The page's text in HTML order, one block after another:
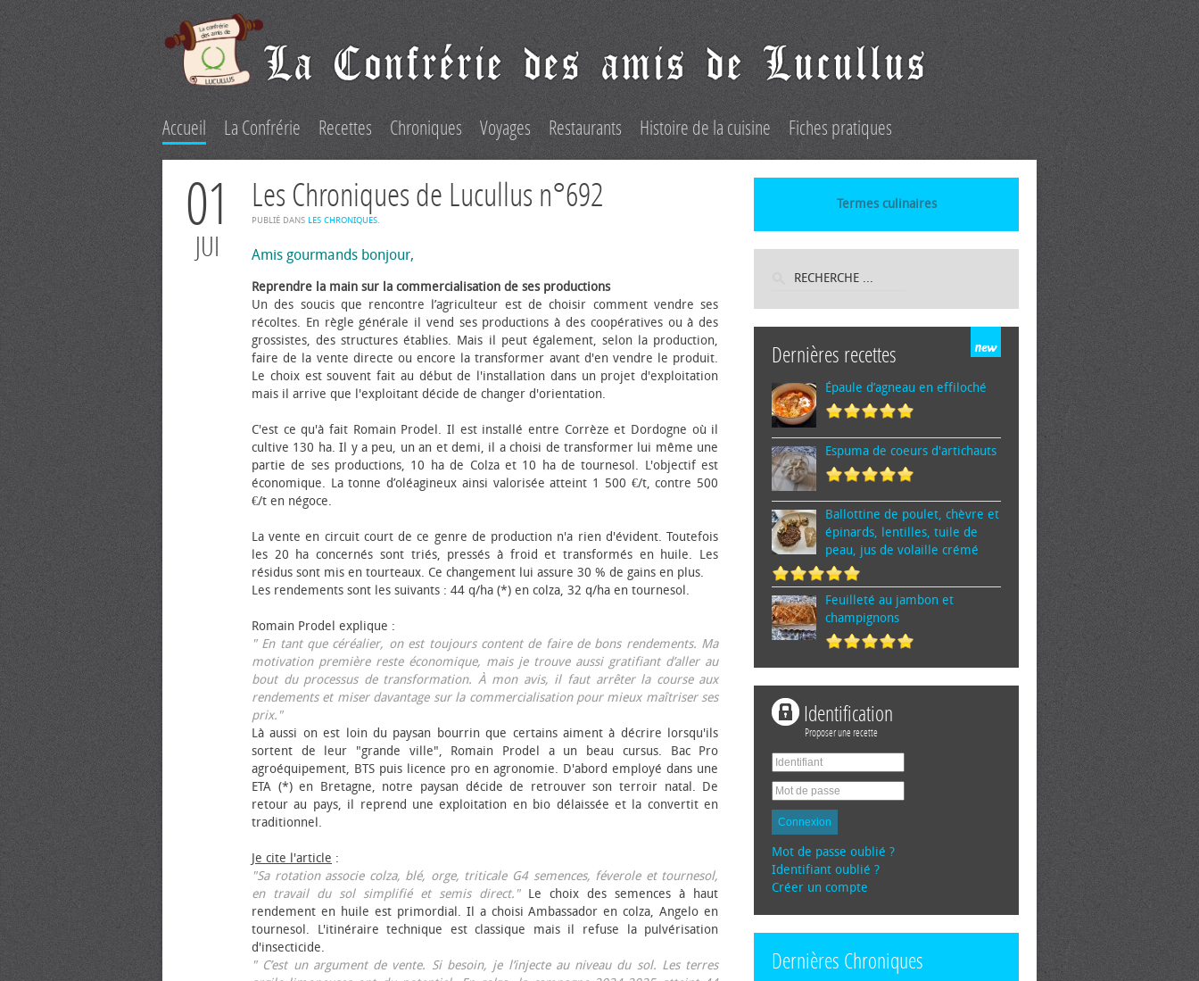
Accueil La Confrérie Recettes Chroniques Voyages Restaurants Histoire de la cuisine Fiches pratiques
01
JUI
Les Chroniques de Lucullus n°692
PUBLIÉ DANS LES CHRONIQUES.
Amis gourmands bonjour,
Reprendre la main sur la commercialisation de ses productions
Un des soucis que rencontre l’agriculteur est de choisir comment vendre ses
récoltes. En règle générale il vend ses productions à des coopératives ou à des
grossistes, des structures établies. Mais il peut également, selon la production,
faire de la vente directe ou encore la transformer avant d'en vendre le produit.
Le choix est souvent fait au début de l'installation dans un projet d'exploitation
mais il arrive que l'exploitant décide de changer d'orientation.
C'est ce qu'à fait Romain Prodel. Il est installé entre Corrèze et Dordogne où il
cultive 130 ha. Il y a peu, un an et demi, il a choisi de transformer lui même une
partie de ses productions, 10 ha de Colza et 10 ha de tournesol. L'objectif est
économique. La tonne d’oléagineux ainsi valorisée atteint 1 500 €/t, contre 500
€/t en négoce.
La vente en circuit court de ce genre de production n'a rien d'évident. Toutefois
les 20 ha concernés sont triés, pressés à froid et transformés en huile. Les
résidus sont mis en tourteaux. Ce changement lui assure 30 % de gains en plus.
Les rendements sont les suivants : 44 q/ha (*) en colza, 32 q/ha en tournesol.
Romain Prodel explique :
" En tant que céréalier, on est toujours content de faire de bons rendements. Ma
motivation première reste économique, mais je trouve aussi gratifiant d’aller au
bout du processus de transformation. À mon avis, il faut arrêter la course aux
rendements et miser davantage sur la commercialisation pour mieux maîtriser ses
prix."
Là aussi on est loin du paysan bourrin que certains aiment à décrire lorsqu'ils
sortent de leur "grande ville", Romain Prodel a un beau cursus. Bac Pro
agroéquipement, BTS puis licence pro en agronomie. D'abord employé dans une
ETA (*) en Bretagne, notre paysan décide de retrouver son terroir natal. De
retour au pays, il reprend une exploitation en bio délaissée et la convertit en
traditionnel.
Je cite l'article :
"Sa rotation associe colza, blé, orge, triticale G4 semences, féverole et tournesol,
en travail du sol simplifié et semis direct."Le choix des semences à haut
rendement en huile est primordial. Il a choisi Ambassador en colza, Angelo en
tournesol. L'itinéraire technique est classique mais il refuse la pulvérisation
d'insecticide.
" C’est un argument de vente. Si besoin, je l’injecte au niveau du sol. Les terres
Termes culinaires
Dernières recettes
Épaule d’agneau en effiloché
Espuma de cœurs d'artichauts
Ballottine de poulet, chèvre et
épinards, lentilles, tuile de
peau, jus de volaille crémé
Feuilleté au jambon et
champignons
Identification
Proposer une recette
Connexion
Mot de passe oublié ?
Identifiant oublié ?
Créer un compte
Dernières Chroniques